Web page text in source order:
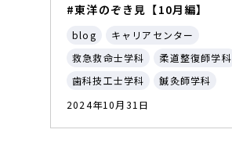
#東洋のぞき見【10月編】
blog
キャリアセンター
救急救命士学科
柔道整復師学科
歯科技工士学科
鍼灸師学科
2024年10月31日